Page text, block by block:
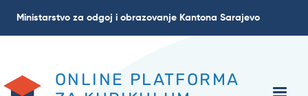
Ministarstvo za odgoj i obrazovanje Kantona Sarajevo
ONLINE PLATFORMA